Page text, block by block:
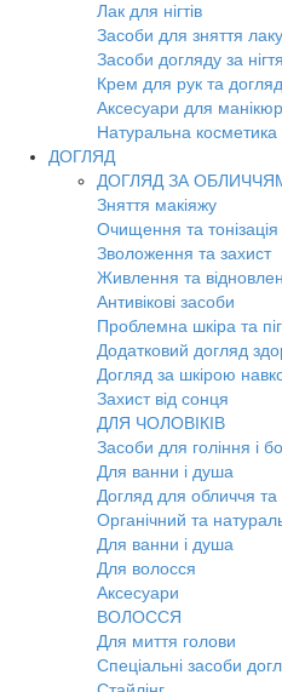
Лак для нігтів
Засоби для зняття лаку
Засоби догляду за
Крем для рук та
Аксесуари для
Натуральна косметика
ДОГЛЯД
ДОГЛЯД ЗА
Зняття макіяжу
Очищення та тонізація
Зволоження та захист
Живлення та
Антивікові засоби
Проблемна шкіра та
Додатковий догляд
Догляд за шкірою
Захист від сонця
ДЛЯ ЧОЛОВІКІВ
Засоби для гоління і
Для ванни і душа
Догляд для обличчя та
Органічний та
Для ванни і душа
Для волосся
Аксесуари
ВОЛОССЯ
Для миття голови
Спеціальні засоби